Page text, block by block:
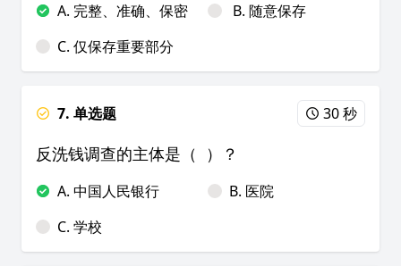
A. 完整、准确、保密
B. 随意保存
C. 仅保存重要部分
7. 单选题 30 秒
反洗钱调查的主体是（ ）？
A. 中国人民银行
B. 医院
C. 学校